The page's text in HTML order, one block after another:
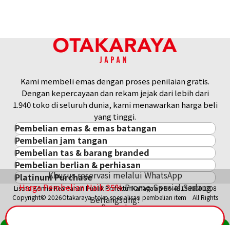
Khusus reservasi melalui WhatsApp
Harga Pembelian Naik35%Promo Spesial Sedang
Berlangsung!
Kami membeli emas dengan proses penilaian gratis.
Dengan kepercayaan dan rekam jejak dari lebih dari
1.940 toko di seluruh dunia, kami menawarkan harga beli
yang tinggi.
Pembelian emas & emas batangan
Pembelian emas & emas batangan
Emas Batangan / Gold Bar
Koin Emas
Harga Pasar Emas / Kurs Emas
Aksesoris Emas
Cincin Emas
Pembelian jam tangan
Pembelian jam tangan
ROLEX
PATEK PHILIPPE
AUDEMARS PIGUET
VACHERON CONSTANTIN
Pembelian tas & barang branded
Pembelian tas & barang branded
Cartier
LOUIS VUITTON
Hermès
Pembelian berlian & perhiasan
Pembelian berlian & perhiasan
Berlian
Zamrud
Platinum Purchase
Platinum
Lisensi Komisi Keamanan Publik Prefektur Kanagawa No.451380001308
Copyright© 2026Otakaraya, toko spesialisasi pembelian item All Rights
Reserved.